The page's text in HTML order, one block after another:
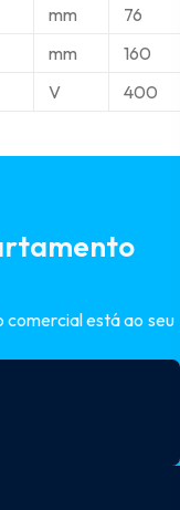
mm
76
mm
160
V 400
comercial está ao seu